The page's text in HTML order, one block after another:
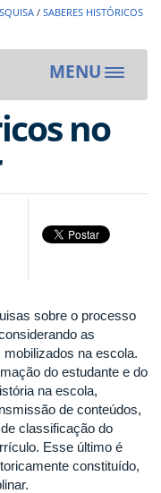
/ SABERES HISTÓRICOS
MENU
Toggle
no
sobre o processo
as
na escola.
do estudante e do
na escola,
de conteúdos,
classificação do
Esse último é
constituído,